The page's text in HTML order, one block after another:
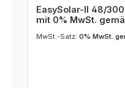
EasySolar-II 48/
mit 0% MwSt.
MwSt.-Satz: 0% MwSt.